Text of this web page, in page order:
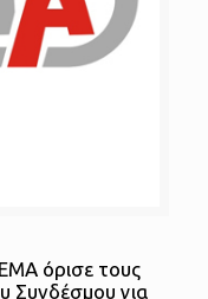
όρισε τους
Συνδέσμου για